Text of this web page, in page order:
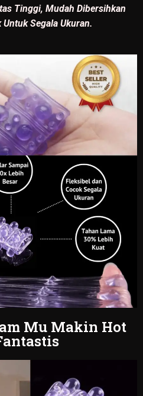
Tinggi, Mudah Dibersihkan
Segala Ukuran.
Mu Makin Hot